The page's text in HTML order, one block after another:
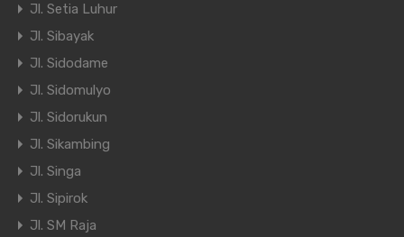
Jl. Setia Luhur
Jl. Sibayak
Jl. Sidodame
Jl. Sidomulyo
Jl. Sidorukun
Jl. Sikambing
Jl. Singa
Jl. Sipirok
Jl. SM Raja